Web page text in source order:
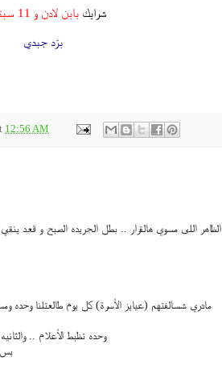
شرايك بابن لادن و 11 سبتمبر؟
برّد جبدي
12:56 AM
الظاهر اللى مسوي هالقرار .. بطل الجريده الصبح و قعد
مادري شسالفتهم (عيايز الأسرة) كل يوم طالعتلنا وحده
وحده تظبط الأعلام ..
بس